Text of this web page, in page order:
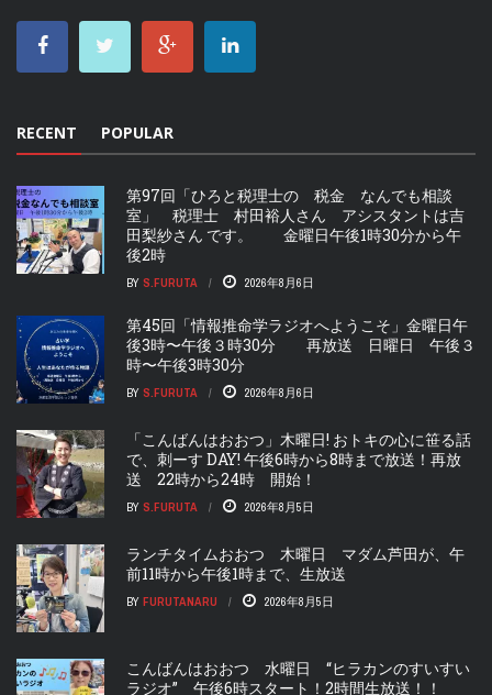
RECENT POPULAR
第97回「ひろと税理士の 税金 なんでも相談
室」 税理士 村田裕人さん アシスタントは吉
田梨紗さん です。 金曜日午後1時30分から午
後2時
BY S.FURUTA 2026年8月6日
第45回「情報推命学ラジオへようこそ」金曜日午
後3時〜午後３時30分 再放送 日曜日 午後３
時〜午後3時30分
BY S.FURUTA 2026年8月6日
「こんばんはおおつ」木曜日! おトキの心に笹る話
で、刺ーす DAY! 午後6時から8時まで放送！再放
送 22時から24時 開始！
BY S.FURUTA 2026年8月5日
ランチタイムおおつ 木曜日 マダム芦田が、午
前11時から午後1時まで、生放送
BY FURUTANARU 2026年8月5日
こんばんはおおつ 水曜日 “ヒラカンのすいすい
ラジオ” 午後6時スタート！2時間生放送！！